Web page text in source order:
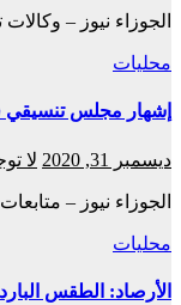
الجوزاء نيوز – وكالات
محليات
إشهار مجلس تنسيقي في 8 محافظات غير محررة لتوحيد الجهود ضد
ديسمبر 31, 2020 لا
الجوزاء نيوز –
محليات
الأرصاد: الطقس